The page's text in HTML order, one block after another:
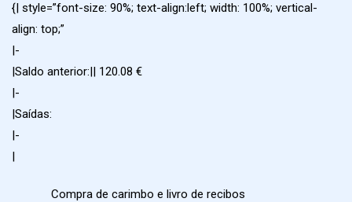
{| style=”font-size: 90%; text-align:left; width: 100%; vertical-
align: top;”
|-
|Saldo anterior:|| 120.08 €
|-
|Saídas:
|-
|
Compra de carimbo e livro de recibos